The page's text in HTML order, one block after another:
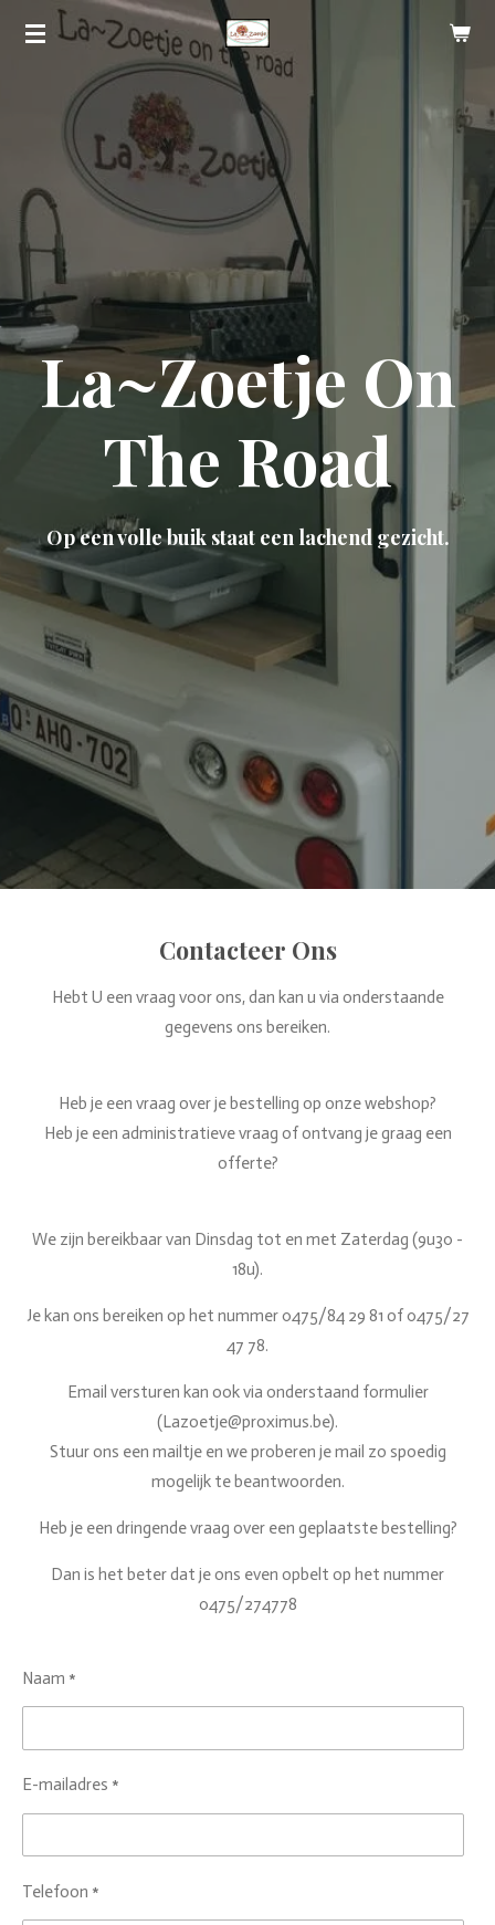
Ga
hoofdinhoud
La~Zoetje On
The Road
Op een volle buik staat een lachend gezicht.
Contacteer Ons
Hebt U een vraag voor ons, dan kan u via onderstaande
gegevens ons bereiken.
Heb je een vraag over je bestelling op onze webshop?
Heb je een administratieve vraag of ontvang je graag een
offerte?
We zijn bereikbaar van Dinsdag tot en met Zaterdag (9u30 -
18u).
Je kan ons bereiken op het nummer 0475/84 29 81 of 0475/27
47 78.
Email versturen kan ook via onderstaand formulier
(Lazoetje@proximus.be).
Stuur ons een mailtje en we proberen je mail zo spoedig
mogelijk te beantwoorden.
Heb je een dringende vraag over een geplaatste bestelling?
Dan is het beter dat je ons even opbelt op het nummer
0475/274778
Naam *
E-mailadres *
Telefoon *